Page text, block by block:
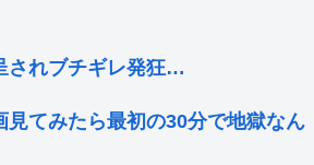
されブチギレ発狂…
てみたら最初の30分で地獄なん